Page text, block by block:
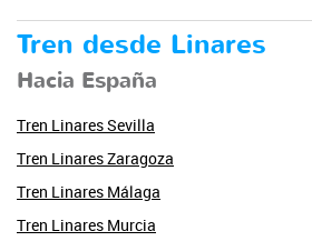
Tren desde Linares
Hacia España
Tren Linares Sevilla
Tren Linares Zaragoza
Tren Linares Málaga
Tren Linares Murcia